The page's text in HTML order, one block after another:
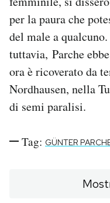
per la paura che
del male a
tuttavia, Parche
ora è ricoverato da
Nordhausen, nella
di semi paralisi.
Tag: GÜNTER